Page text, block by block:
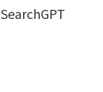
SearchGPT